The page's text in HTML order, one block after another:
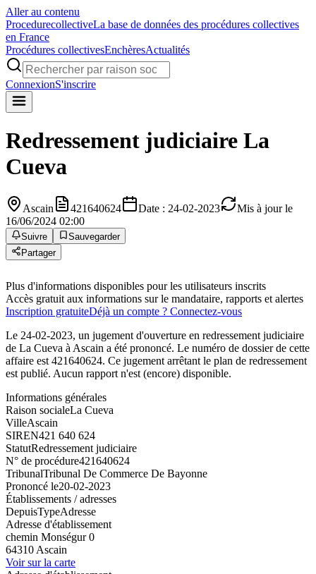
Aller au contenu
ProcedurecollectiveLa base de données des procédures collectives
en France
Procédures collectivesEnchèresActualités
ConnexionS'inscrire
Redressement judiciaire La
Cueva
Ascain 421640624 Date : 24-02-2023
Mis à jour le
16/06/2024 02:00
Suivre
Sauvegarder
Partager
Plus d'informations disponibles pour les utilisateurs inscrits
Accès gratuit aux informations sur le mandataire, rapports et alertes
Inscription gratuiteDéjà un compte ? Connectez-vous
Le 24-02-2023, un jugement d'ouverture en redressement judiciaire
de La Cueva à Ascain a été prononcé. Le numéro de dossier de cette
affaire est 421640624. Ce jugement arrêtant le plan de redressement
est publié. Aucun rapport n'est (encore) disponible.
Informations générales
Raison socialeLa Cueva
VilleAscain
SIREN421 640 624
StatutRedressement judiciaire
N° de procédure421640624
TribunalTribunal De Commerce De Bayonne
Prononcé le20-02-2023
Établissements / adresses
DepuisTypeAdresse
Adresse d'établissement
chemin Monségur 0
64310 Ascain
Voir sur la carte